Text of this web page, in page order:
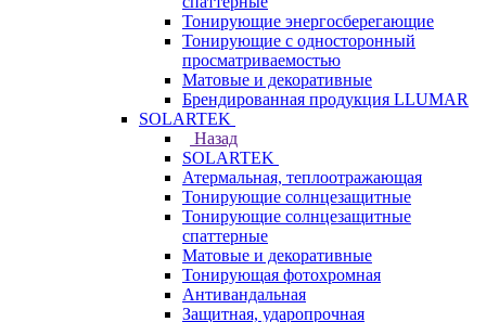
Тонирующие энергосберегающие
Тонирующие с односторонный
просматриваемостью
Матовые и декоративные
Брендированная продукция LLUMAR
SOLARTEK
Назад
SOLARTEK
Атермальная, теплоотражающая
Тонирующие солнцезащитные
Тонирующие солнцезащитные
спаттерные
Матовые и декоративные
Тонирующая фотохромная
Антивандальная
Защитная, ударопрочная